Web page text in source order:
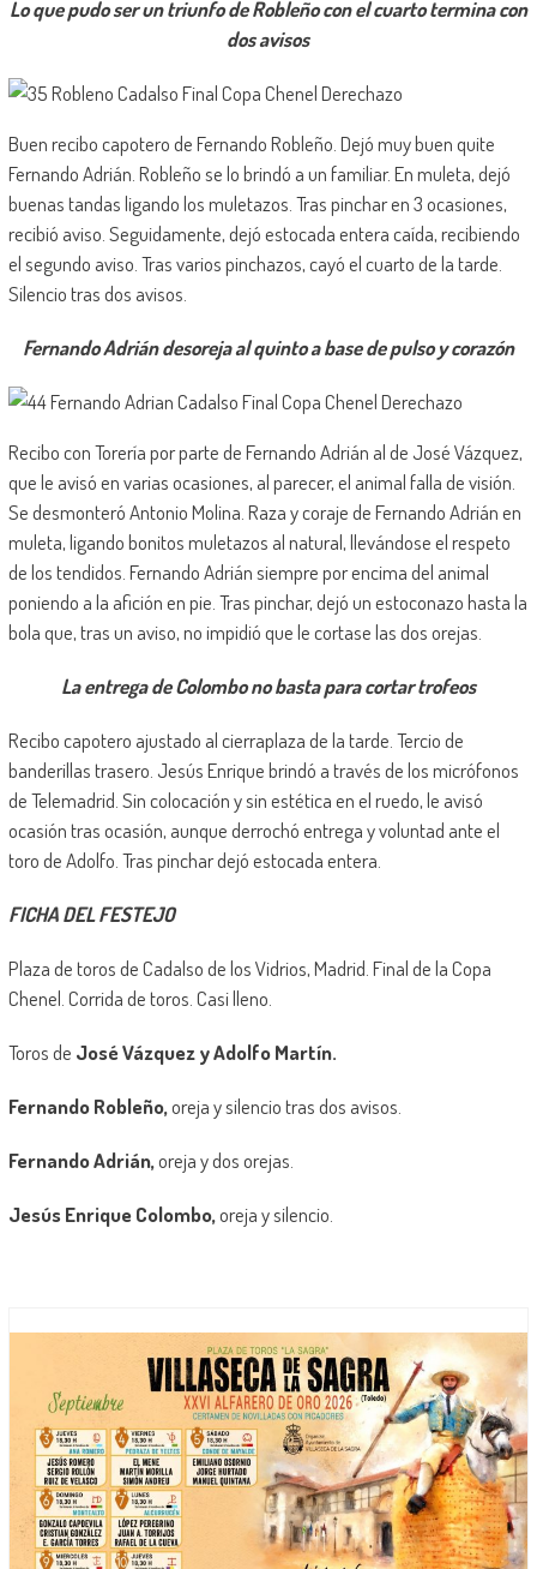
Lo que pudo ser un triunfo de Robleño con el cuarto termina con
dos avisos
Buen recibo capotero de Fernando Robleño. Dejó muy buen quite
Fernando Adrián. Robleño se lo brindó a un familiar. En muleta, dejó
buenas tandas ligando los muletazos. Tras pinchar en 3 ocasiones,
recibió aviso. Seguidamente, dejó estocada entera caída, recibiendo
el segundo aviso. Tras varios pinchazos, cayó el cuarto de la tarde.
Silencio tras dos avisos.
Fernando Adrián desoreja al quinto a base de pulso y corazón
Recibo con Torería por parte de Fernando Adrián al de José Vázquez,
que le avisó en varias ocasiones, al parecer, el animal falla de visión.
Se desmonteró Antonio Molina. Raza y coraje de Fernando Adrián en
muleta, ligando bonitos muletazos al natural, llevándose el respeto
de los tendidos. Fernando Adrián siempre por encima del animal
poniendo a la afición en pie. Tras pinchar, dejó un estoconazo hasta la
bola que, tras un aviso, no impidió que le cortase las dos orejas.
La entrega de Colombo no basta para cortar trofeos
Recibo capotero ajustado al cierraplaza de la tarde. Tercio de
banderillas trasero. Jesús Enrique brindó a través de los micrófonos
de Telemadrid. Sin colocación y sin estética en el ruedo, le avisó
ocasión tras ocasión, aunque derrochó entrega y voluntad ante el
toro de Adolfo. Tras pinchar dejó estocada entera.
FICHA DEL FESTEJO
Plaza de toros de Cadalso de los Vidrios, Madrid. Final de la Copa
Chenel. Corrida de toros. Casi lleno.
Toros de José Vázquez y Adolfo Martín.
Fernando Robleño,oreja y silencio tras dos avisos.
Fernando Adrián,oreja y dos orejas.
Jesús Enrique Colombo,oreja y silencio.